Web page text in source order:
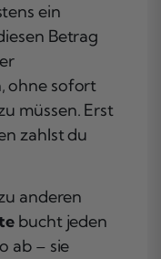
ein
Betrag
ohne sofort
müssen. Erst
zahlst du
anderen
bucht jeden
ab – sie